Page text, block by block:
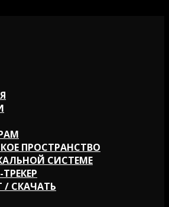
ПРОСТРАНСТВО
СИСТЕМЕ
/ СКАЧАТЬ